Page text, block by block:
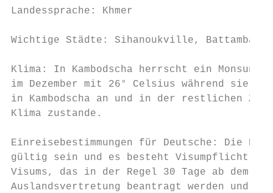
Landessprache: Khmer
Wichtige Städte: Sihanoukville, Battambang,
Klima: In Kambodscha herrscht ein
im Dezember mit 26° Celsius während sie
in Kambodscha an und in der restlichen
Klima zustande.
Einreisebestimmungen für Deutsche: Die
gültig sein und es besteht Visumpflicht
Visums, das in der Regel 30 Tage ab dem
Auslandsvertretung beantragt werden und